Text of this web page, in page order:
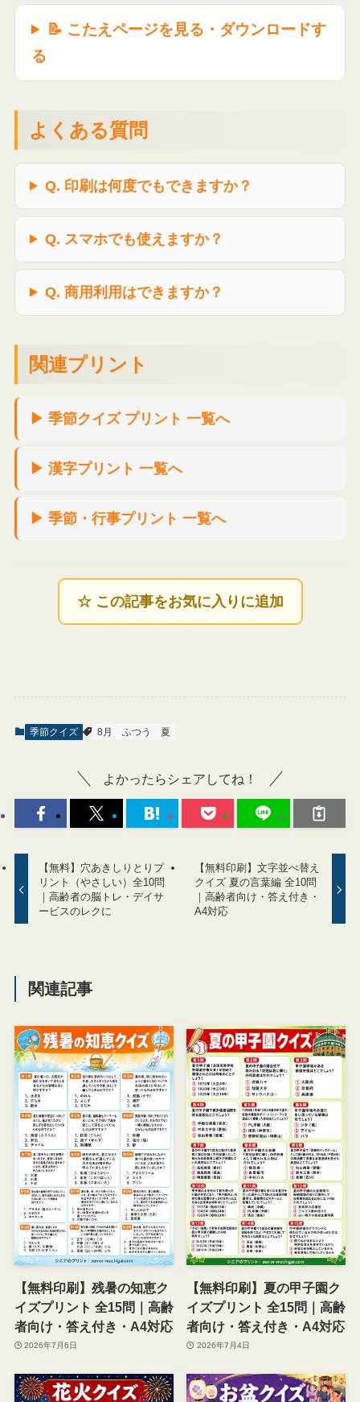
📝 こたえページを見る・ダウンロードす
る
よくある質問
Q. 印刷は何度でもできますか？
Q. スマホでも使えますか？
Q. 商用利用はできますか？
関連プリント
▶ 季節クイズ プリント 一覧へ
▶ 漢字プリント 一覧へ
▶ 季節・行事プリント 一覧へ
☆ この記事をお気に入りに追加
季節クイズ 8月 ふつう 夏
よかったらシェアしてね！
【無料】穴あきしりとりプ
リント（やさしい）全10問
｜高齢者の脳トレ・デイサ
ービスのレクに
【無料印刷】文字並べ替え
クイズ 夏の言葉編 全10問
｜高齢者向け・答え付き・
A4対応
関連記事
【無料印刷】残暑の知恵ク
イズプリント 全15問｜高齢
者向け・答え付き・A4対応
2026年7月6日
【無料印刷】夏の甲子園ク
イズプリント 全15問｜高齢
者向け・答え付き・A4対応
2026年7月4日